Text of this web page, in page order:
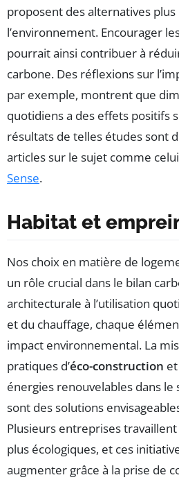
proposent des alternatives
l’environnement. Encourager
pourrait ainsi contribuer à
carbone. Des réflexions sur
par exemple, montrent que
quotidiens a des effets positifs
résultats de telles études sont
articles sur le sujet comme
Sense.
Habitat et
Nos choix en matière de
un rôle crucial dans le bilan
architecturale à l’utilisation
et du chauffage, chaque
impact environnemental. La
pratiques d’éco-construction
énergies renouvelables dans
sont des solutions
Plusieurs entreprises
plus écologiques, et ces
augmenter grâce à la prise de